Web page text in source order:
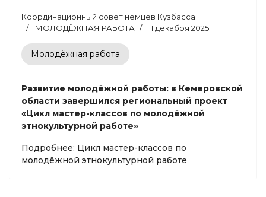
Координационный совет немцев Кузбасса
МОЛОДЁЖНАЯ РАБОТА
11 декабря 2025
Молодёжная работа
Развитие молодёжной работы: в Кемеровской
области завершился региональный проект
«Цикл мастер-классов по молодёжной
этнокультурной работе»
Подробнее: Цикл мастер-классов по
молодёжной этнокультурной работе